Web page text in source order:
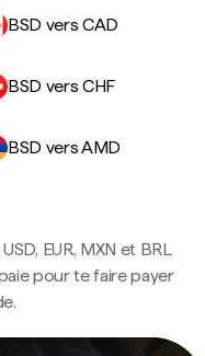
BSD vers CAD
BSD vers CHF
BSD vers AMD
EUR, MXN et BRL
pour te faire payer